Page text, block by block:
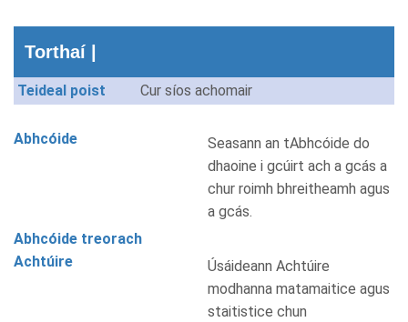
Torthaí |
Teideal poist Cur síos achomair
Abhcóide
Seasann an tAbhcóide do
dhaoine i gcúirt ach a gcás a
chur roimh bhreitheamh agus
a gcás.
Abhcóide treorach
Achtúire
Úsáideann Achtúire
modhanna matamaitice agus
staitistice chun